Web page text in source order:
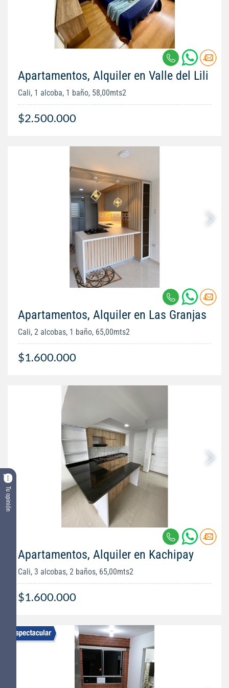
Tu opinión
Apartamentos, Alquiler en Valle del Lili
Cali, 1 alcoba, 1 baño, 58,00mts2
$2.500.000
Apartamentos, Alquiler en Las Granjas
Cali, 2 alcobas, 1 baño, 65,00mts2
$1.600.000
Apartamentos, Alquiler en Kachipay
Cali, 3 alcobas, 2 baños, 65,00mts2
$1.600.000